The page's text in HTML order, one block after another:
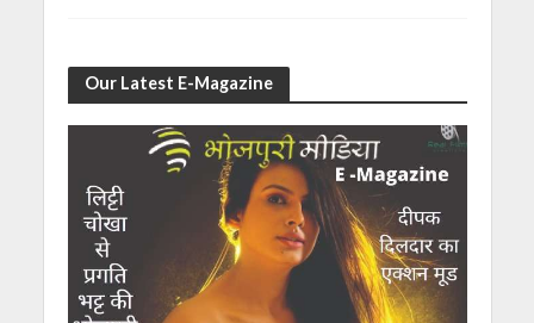
Our Latest E-Magazine